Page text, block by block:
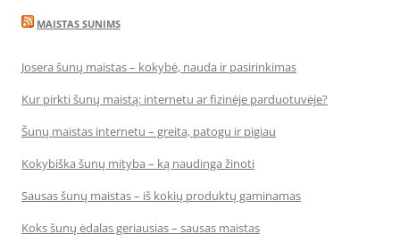
MAISTAS SUNIMS
Josera šunų maistas – kokybė, nauda ir pasirinkimas
Kur pirkti šunų maistą: internetu ar fizinėje parduotuvėje?
Šunų maistas internetu – greita, patogu ir pigiau
Kokybiška šunų mityba – ką naudinga žinoti
Sausas šunų maistas – iš kokių produktų gaminamas
Koks šunų ėdalas geriausias – sausas maistas